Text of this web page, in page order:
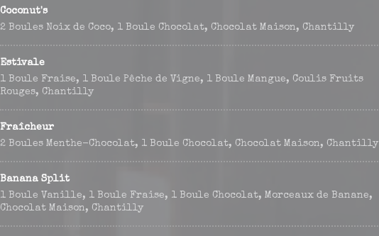
Coconut's
2 Boules Noix de Coco, 1 Boule Chocolat, Chocolat Maison, Chantilly
Estivale
1 Boule Fraise, 1 Boule Pêche de Vigne, 1 Boule Mangue, Coulis Fruits
Rouges, Chantilly
Fraîcheur
2 Boules Menthe-Chocolat, 1 Boule Chocolat, Chocolat Maison, Chantilly
Banana Split
1 Boule Vanille, 1 Boule Fraise, 1 Boule Chocolat, Morceaux de Banane,
Chocolat Maison, Chantilly